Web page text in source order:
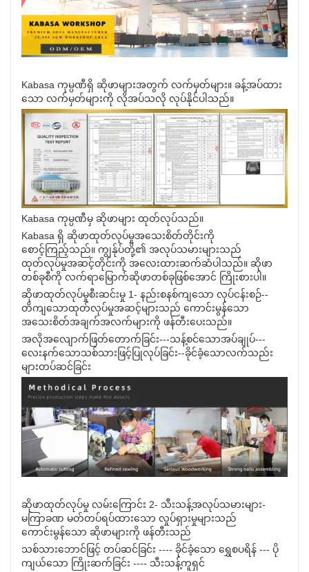
Kabasa ကုမ္ပဏီရှိ ဆိုဖာများအတွက် လက်မှတ်များ။ ခန့်အပ်ထား
သော လက်မှတ်များကို လိုအပ်သလို လုပ်နိုင်ပါသည်။
Kabasa ကုမ္ပဏီမှ ဆိုဖာများ ထုတ်လုပ်သည်။
Kabasa ရှိ ဆိုဖာထုတ်လုပ်မှုအသေးစိတ်တိုင်းကို
စောင့်ကြည့်သည်။ ကျွန်ုပ်တို့၏ အလုပ်သမားများသည်
ထုတ်လုပ်မှုအဆင့်တိုင်းကို အလေးထားဆက်ဆံပါသည်။ ဆိုဖာ
တစ်ခုစီကို လက်ရာမြောက်ဆိုဖာတစ်ခုဖြစ်အောင် ကြိုးစားပါ။
ဆိုဖာထုတ်လုပ်မှုစီးဆင်းမှု 1- နည်းစနစ်ကျသော လုပ်ငန်းစဉ်--
တိကျသောထုတ်လုပ်မှုအဆင့်များသည် ကောင်းမွန်သော
အသေးစိတ်အချက်အလက်များကို ဖန်တီးပေးသည်။
အလိုအလျောက်ဖြတ်တောက်ခြင်း---သန့်စင်သောအပ်ချုပ်---
လေးနက်သောသစ်သားဖြင့်ပြုလုပ်ခြင်း--ခိုင်ခံ့သောလက်သည်း
များတပ်ဆင်ခြင်း
ဆိုဖာထုတ်လုပ်မှု လမ်းကြောင်း 2- သီးသန့်အလုပ်သမားများ-
မကြာခဏ မတ်တပ်ရပ်ထားသော လှုပ်ရှားမှုများသည်
ကောင်းမွန်သော ဆိုဖာများကို ဖန်တီးသည်
သစ်သားဘောင်ဖြင့် တပ်ဆင်ခြင်း ---- ခိုင်ခံ့သော ရွှေစပရိန် --- ပို
ကျယ်သော ကြိုးဆက်ခြင်း ---- သီးသန့်ကူရှင်